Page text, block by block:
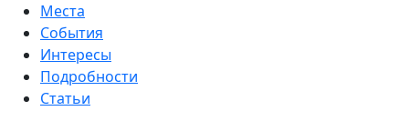
Места
События
Интересы
Подробности
Статьи